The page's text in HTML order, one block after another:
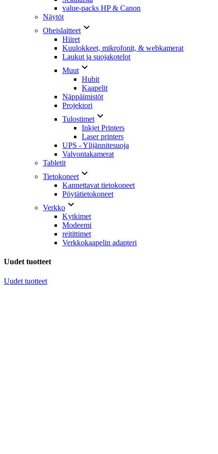
value-packs HP & Canon
Näytöt
Oheislaitteet 
Hiiret
Kuulokkeet, mikrofonit, & webkamerat
Laukut ja suojakotelot
Muut 
Hubit
Kaapelit
Näppäimistöt
Projektori
Tulostimet 
Inkjet Printers
Laser printers
UPS - Ylijännitesuoja
Valvontakamerat
Tabletit
Tietokoneet 
Kannettavat tietokoneet
Pöytätietokoneet
Verkko 
Kytkimet
Modeemi
reitittimet
Verkkokaapelin adapteri
Uudet tuotteet
Uudet tuotteet